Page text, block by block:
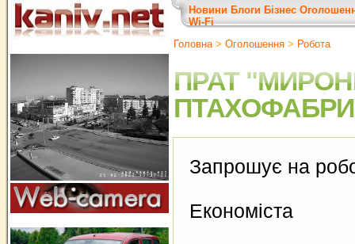
Новини Блоги Бізнес
Wi-Fi
Головна> Оголошення > Робота
ПРАТ
Запрошує на
Економіста